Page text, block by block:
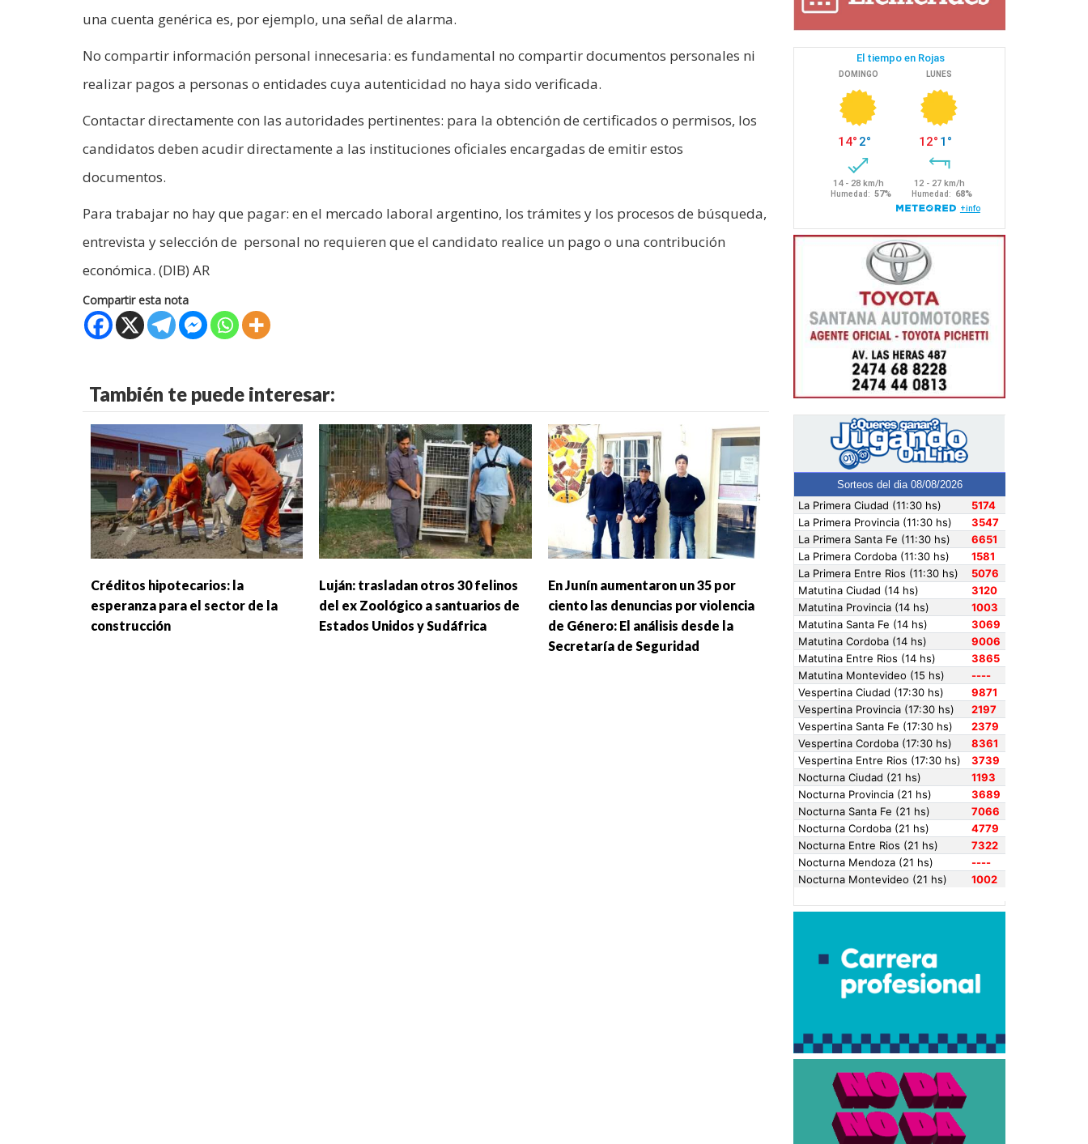
una cuenta genérica es, por ejemplo, una señal de alarma.
No compartir información personal innecesaria: es fundamental no compartir documentos personales ni
realizar pagos a personas o entidades cuya autenticidad no haya sido verificada.
Contactar directamente con las autoridades pertinentes: para la obtención de certificados o permisos, los
candidatos deben acudir directamente a las instituciones oficiales encargadas de emitir estos
documentos.
Para trabajar no hay que pagar: en el mercado laboral argentino, los trámites y los procesos de búsqueda,
entrevista y selección de personal no requieren que el candidato realice un pago o una contribución
económica. (DIB) AR
Compartir esta nota
También te puede interesar:
Créditos hipotecarios: la
esperanza para el sector de la
construcción
Luján: trasladan otros 30 felinos
del ex Zoológico a santuarios de
Estados Unidos y Sudáfrica
En Junín aumentaron un 35 por
ciento las denuncias por violencia
de Género: El análisis desde la
Secretaría de Seguridad